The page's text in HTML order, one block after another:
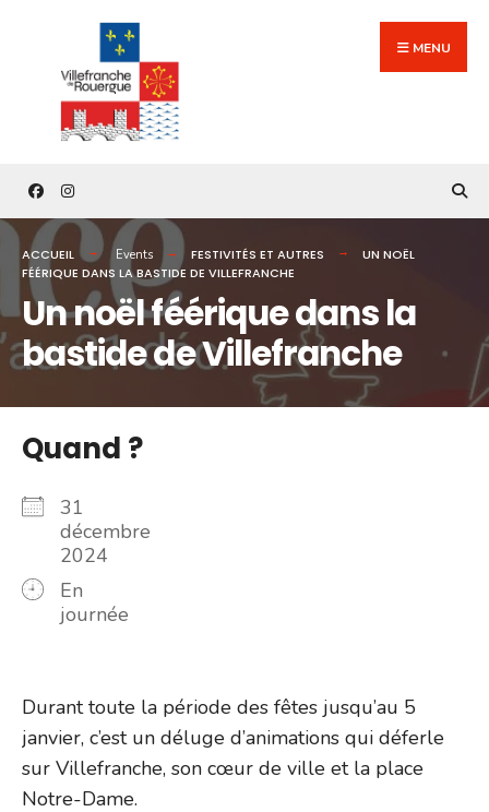
content
MENU
ACCUEIL Events FESTIVITÉS ET AUTRES
UN NOËL
FÉÉRIQUE DANS LA BASTIDE DE VILLEFRANCHE
Un noël féérique dans la
bastide de Villefranche
Quand ?
31
décembre
2024
En
journée
Durant toute la période des fêtes jusqu’au 5
janvier, c’est un déluge d’animations qui déferle
sur Villefranche, son cœur de ville et la place
Notre-Dame.